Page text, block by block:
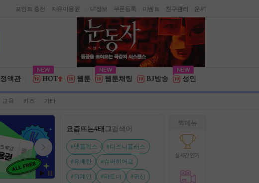
포인트 충전 자유이용권 내정보 쿠폰등록 이벤트 친구관리 운세
퀵메뉴
정액관 HOT 웹툰 웹툰채팅 BJ방송 성인
교육 키즈 기타
요즘뜨는#태그검색어
#넷플릭스 #디즈니플러스
#유쾌한 #슈퍼히어로
#외계인 #파트너 #귀신